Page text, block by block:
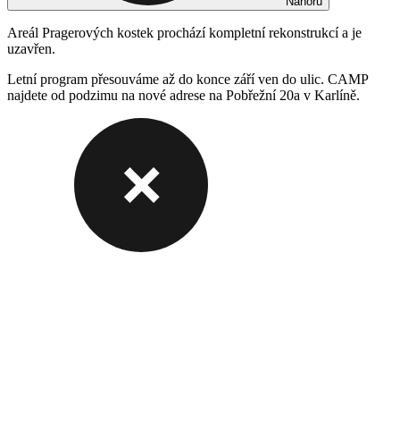
Areál Pragerových kostek prochází kompletní rekonstrukcí a je
uzavřen.
Letní program přesouváme až do konce září ven do ulic. CAMP
najdete od podzimu na nové adrese na Pobřežní 20a v Karlíně.